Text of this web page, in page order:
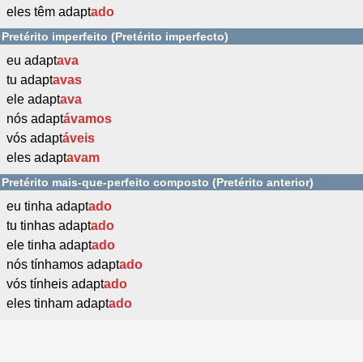
eles têm adaptado
Pretérito imperfeito (Pretérito imperfecto)
eu adaptava
tu adaptavas
ele adaptava
nós adaptávamos
vós adaptáveis
eles adaptavam
Pretérito mais-que-perfeito composto (Pretérito anterior)
eu tinha adaptado
tu tinhas adaptado
ele tinha adaptado
nós tínhamos adaptado
vós tínheis adaptado
eles tinham adaptado